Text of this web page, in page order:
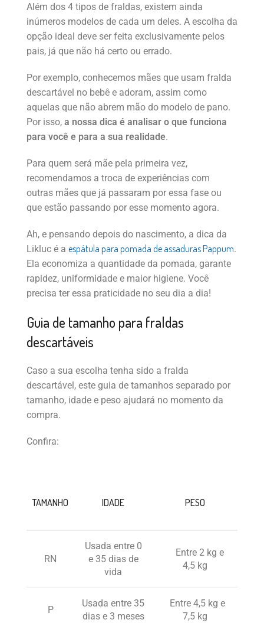
Além dos 4 tipos de fraldas, existem ainda
inúmeros modelos de cada um deles. A escolha da
opção ideal deve ser feita exclusivamente pelos
pais, já que não há certo ou errado.
Por exemplo, conhecemos mães que usam fralda
descartável no bebê e adoram, assim como
aquelas que não abrem mão do modelo de pano.
Por isso, a nossa dica é analisar o que funciona
para você e para a sua realidade.
Para quem será mãe pela primeira vez,
recomendamos a troca de experiências com
outras mães que já passaram por essa fase ou
que estão passando por esse momento agora.
Ah, e pensando depois do nascimento, a dica da
Likluc é a espátula para pomada de assaduras Pappum.
Ela economiza a quantidade da pomada, garante
rapidez, uniformidade e maior higiene. Você
precisa ter essa praticidade no seu dia a dia!
Guia de tamanho para fraldas
descartáveis
Caso a sua escolha tenha sido a fralda
descartável, este guia de tamanhos separado por
tamanho, idade e peso ajudará no momento da
compra.
Confira:
TAMANHO IDADE PESO
RN
Usada entre 0
e 35 dias de
vida
Entre 2 kg e
4,5 kg
P
Usada entre 35
dias e 3 meses
Entre 4,5 kg e
7,5 kg